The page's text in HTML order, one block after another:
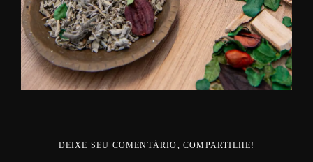
DEIXE SEU COMENTÁRIO, COMPARTILHE!